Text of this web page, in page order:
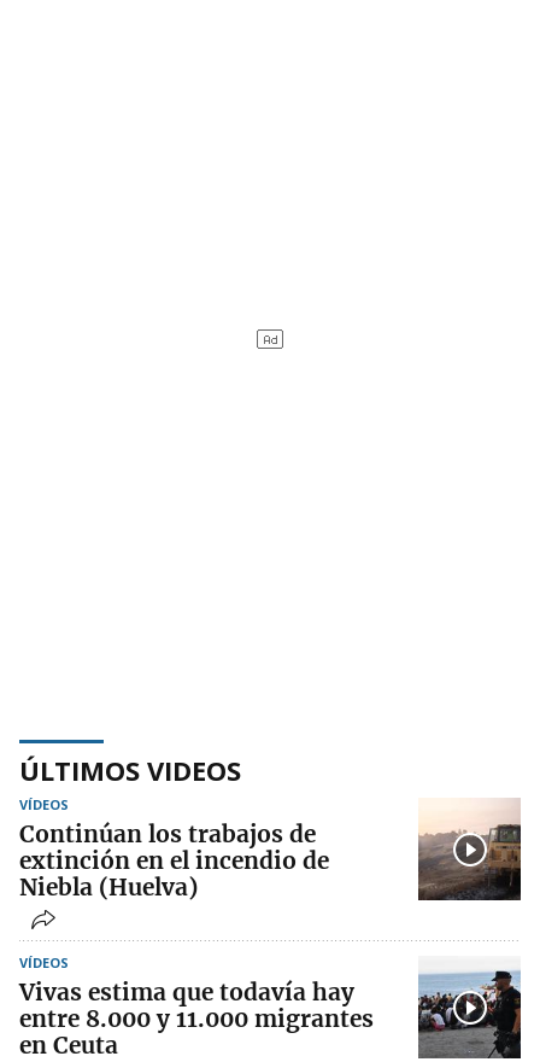
ÚLTIMOS VIDEOS
VÍDEOS
Continúan los trabajos de
extinción en el incendio de
Niebla (Huelva)
VÍDEOS
Vivas estima que todavía hay
entre 8.000 y 11.000 migrantes
en Ceuta